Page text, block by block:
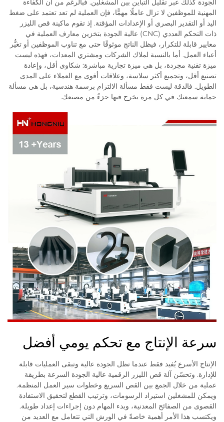
الجودة كذلك عبر تقليل التباين بين المشغلين. فبالرغم من أن الكفاءة
المهنية للموظفين لا تزال عاملًا مهمًّا، فإن العملية لم تعد تعتمد على ضغط
اليد أو التقدير البصري أو الإعدادات المؤقتة. إذ تقوم ماكينة قص الليزر
ذات التحكم العددي (CNC) عالية الجودة بتخزين معارف العملية في
معايير قابلة للتكرار، فيظل الناتج موثوقًا حتى مع تناوب الموظفين أو تغيُّر
أعباء العمل. أما بالنسبة لملاك الشركات ومشتري المعدات، فهذه ليست
ميزة تقنية مجردة، بل هي ميزة تجارية مباشرة: شكاوى أقل، وإعادة
تصنيع أقل، وتجميع أكثر سلاسة، وعلاقات أقوى مع العملاء على المدى
الطويل. فالدقة ليست فقط مسألة الالتزام برسمة هندسية، بل هي مسألة
حماية سمعتك في كل مرة يخرج فيها جزءٌ من مصنعك.
سرعة الإنتاج مع تحكم يومي أفضل
الإنتاج الأسرع يُفيد فقط عندما تظل الجودة عالية وتبقى العمليات قابلة
للإدارة. وتحسّن آلة قص الليزر الرقمية عالية الجودة السرعة بطريقة
عملية من خلال الجمع بين القص السريع وخطوات سير العمل المنظمة.
ويمكن للمشغلين استيراد الرسومات، وترتيب القطع لتحقيق الاستفادة
القصوى من الصفائح المعدنية، وبدء المهام دون إجراءات إعداد طويلة.
ويكتسب هذا الأمر أهمية خاصةً في الورش التي تتعامل مع العديد من